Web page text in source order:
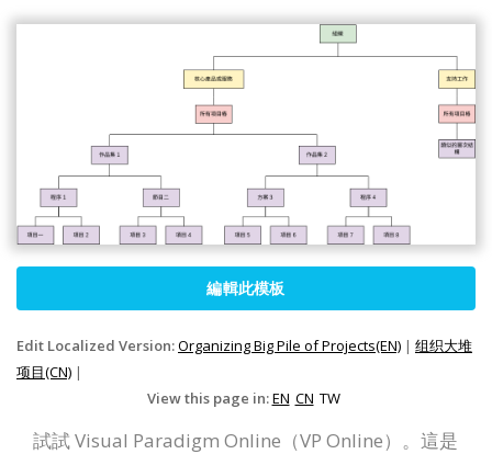
編輯此模板
Edit Localized Version:Organizing Big Pile of Projects(EN) | 组织大堆
项目(CN) |
View this page in:EN CN TW
試試 Visual Paradigm Online（VP Online）。這是